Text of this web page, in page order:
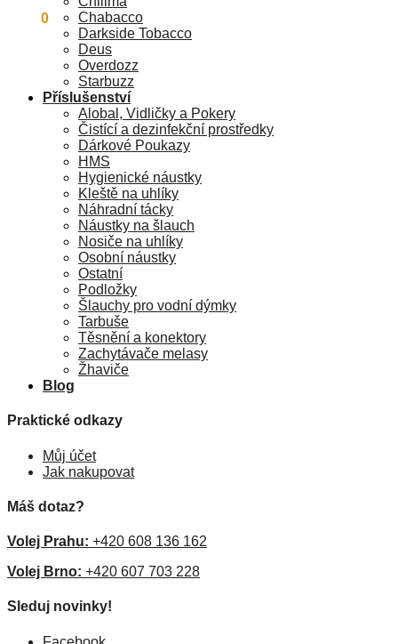
0
Chabacco
Darkside Tobacco
Deus
Overdozz
Starbuzz
Příslušenství
Alobal, Vidličky a Pokery
Čistící a dezinfekční prostředky
Dárkové Poukazy
HMS
Hygienické náustky
Kleště na uhlíky
Náhradní tácky
Náustky na šlauch
Nosiče na uhlíky
Osobní náustky
Ostatní
Podložky
Šlauchy pro vodní dýmky
Tarbuše
Těsnění a konektory
Zachytávače melasy
Žhaviče
Blog
Praktické odkazy
Můj účet
Jak nakupovat
Máš dotaz?
Volej Prahu: +420 608 136 162
Volej Brno: +420 607 703 228
Sleduj novinky!